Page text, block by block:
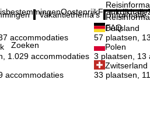
OostenrijkFrankrijkItalië
accommodaties
Duitsland
57 plaatsen,
1.029 accommodaties
Polen
3 plaatsen, 13
accommodaties
Zwitserland
33 plaatsen,
Vakantiethema's Informatie
FAQ
Zoeken